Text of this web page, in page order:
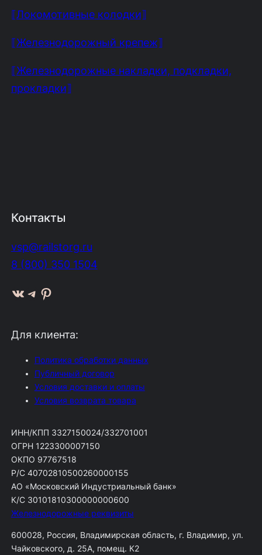
⟦Локомотивные колодки⟧
⟦Железнодорожный крепеж⟧
⟦Железнодорожные накладки, подкладки,
прокладки⟧
Контакты
vsp@railstorg.ru
8 (800) 350 1504
ВКонтакте Telegram Pinterest
Для клиента:
Политика обработки данных
Публичный договор
Условия доставки и оплаты
Условия возврата товара
ИНН/КПП 3327150024/332701001
ОГРН 1223300007150
ОКПО 97767518
Р/С 40702810500260000155
АО «Московский Индустриальный банк»
К/С 30101810300000000600
Железнодорожные реквизиты
600028, Россия, Владимирская область, г. Владимир, ул.
Чайковского, д. 25А, помещ. К2